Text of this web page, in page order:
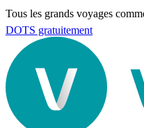
Tous les grands voyages
DOTS gratuitement